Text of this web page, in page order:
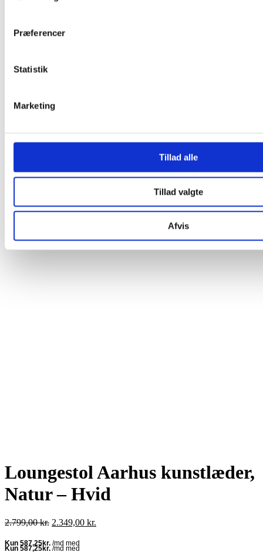
Præferencer
Statistik
Marketing
Tillad alle
Tillad valgte
Afvis
Loungestol Aarhus kunstlæder,
Natur – Hvid
2.799,00kr. Den
pris
var:
2.349,00 kr.